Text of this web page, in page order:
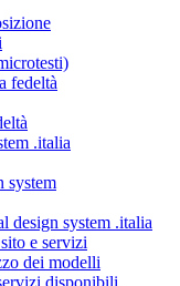
fedeltà
.italia
system
design system .italia
e servizi
dei modelli
disponibili